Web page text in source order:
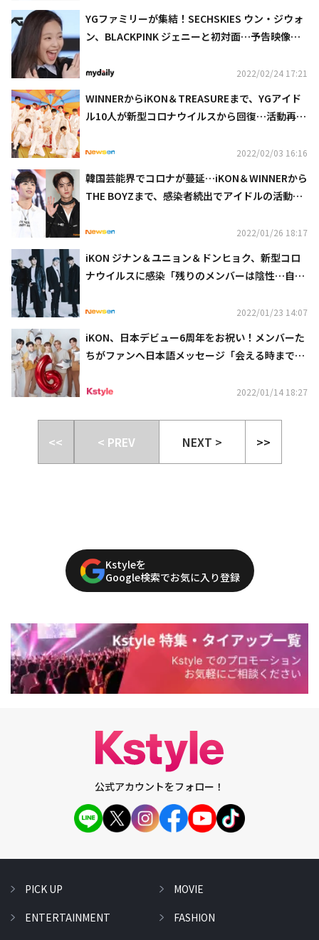
YGファミリーが集結！SECHSKIES ウン・ジウォ
ン、BLACKPINK ジェニーと初対面…予告映像が
2022/02/24 17:21
WINNERからiKON＆TREASUREまで、YGアイド
ル10人が新型コロナウイルスから回復…活動再開
2022/02/03 16:16
韓国芸能界でコロナが蔓延…iKON＆WINNERから
THE BOYZまで、感染者続出でアイドルの活動に
2022/01/26 18:17
iKON ジナン＆ユニョン＆ドンヒョク、新型コロ
ナウイルスに感染「残りのメンバーは陰性…自主
2022/01/23 14:07
iKON、日本デビュー6周年をお祝い！メンバーた
ちがファンへ日本語メッセージ「会える時まで元
2022/01/14 18:27
<< < PREV NEXT > >>
Kstyleを
Google検索でお気に入り登録
公式アカウントをフォロー！
PICK UP
ENTERTAINMENT
MOVIE
FASHION